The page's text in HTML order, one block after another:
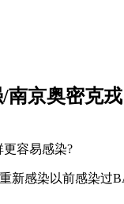
南京奥密克戎
容易感染?
新感染以前感染